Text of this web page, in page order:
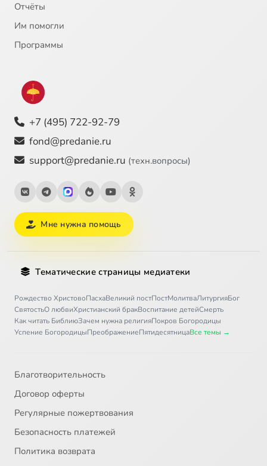
Отчёты
Им помогли
Программы
+7 (495) 722-92-79
fond@predanie.ru
support@predanie.ru (техн.вопросы)
Мне нужна помощь
Тематические страницы медиатеки
Рождество ХристовоПасхаВеликий постПостМолитваЛитургияБог
СвятостьО любвиХристианский бракВоспитание детейСмерть
Как читать БиблиюЗачем нужна религияПокров Богородицы
Успение БогородицыПреображениеПятидесятницаВсе темы →
Благотворительность
Договор оферты
Регулярные пожертвования
Безопасность платежей
Политика возврата